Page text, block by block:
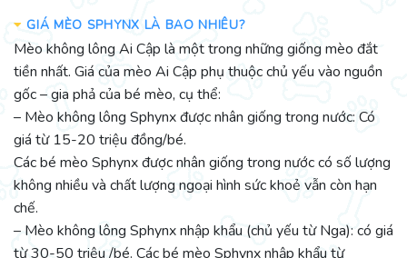
GIÁ MÈO SPHYNX LÀ BAO NHIÊU?
Mèo không lông Ai Cập là một trong những giống mèo đắt
tiền nhất. Giá của mèo Ai Cập phụ thuộc chủ yếu vào nguồn
gốc – gia phả của bé mèo, cụ thể:
– Mèo không lông Sphynx được nhân giống trong nước: Có
giá từ 15-20 triệu đồng/bé.
Các bé mèo Sphynx được nhân giống trong nước có số lượng
không nhiều và chất lượng ngoại hình sức khoẻ vẫn còn hạn
chế.
– Mèo không lông Sphynx nhập khẩu (chủ yếu từ Nga): có giá
từ 30-50 triệu /bé. Các bé mèo Sphynx nhập khẩu từ